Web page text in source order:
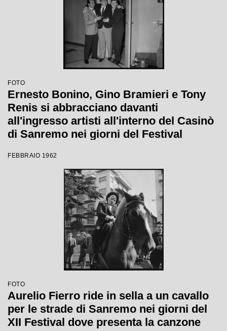
FOTO
Ernesto Bonino, Gino Bramieri e Tony
Renis si abbracciano davanti
all'ingresso artisti all'interno del Casinò
di Sanremo nei giorni del Festival
FEBBRAIO 1962
FOTO
Aurelio Fierro ride in sella a un cavallo
per le strade di Sanremo nei giorni del
XII Festival dove presenta la canzone